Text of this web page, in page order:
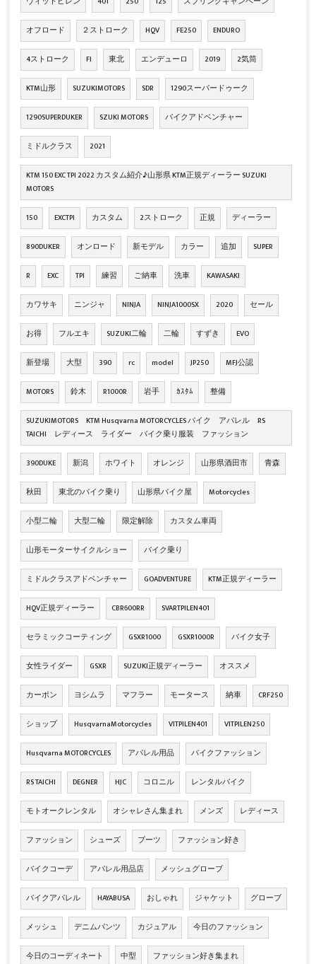
オフロード ２ストローク HQV FE250 ENDURO
4ストローク FI 東北 エンデューロ 2019 2気筒
KTM山形 SUZUKIMOTORS SDR 1290スーパードゥーク
1290SUPERDUKER SZUKI MOTORS バイクアドベンチャー
ミドルクラス 2021
KTM 150 EXC TPI 2022 カスタム紹介♪山形県 KTM正規ディーラー SUZUKI
MOTORS
150 EXCTPI カスタム 2ストローク 正規 ディーラー
890DUKER オンロード 新モデル カラー 追加 SUPER
R EXC TPI 練習 ご納車 洗車 KAWASAKI
カワサキ ニンジャ NINJA NINJA1000SX 2020 セール
お得 フルエキ SUZUKI二輪 二輪 すずき EVO
新登場 大型 390 rc model JP250 MFJ公認
MOTORS 鈴木 R1000R 岩手 ｶｽﾀﾑ 整備
SUZUKIMOTORS KTM Husqvarna MOTORCYCLES バイク アパレル RS
TAICHI レディース ライダー バイク乗り服装 ファッション
390DUKE 新潟 ホワイト オレンジ 山形県酒田市 青森
秋田 東北のバイク乗り 山形県バイク屋 Motorcycles
小型二輪 大型二輪 限定解除 カスタム車両
山形モーターサイクルショー バイク乗り
ミドルクラスアドベンチャー GOADVENTURE KTM正規ディーラー
HQV正規ディーラー CBR600RR SVARTPILEN401
セラミックコーティング GSXR1000 GSXR1000R バイク女子
女性ライダー GSXR SUZUKI正規ディーラー オススメ
カーボン ヨシムラ マフラー モータース 納車 CRF250
ショップ HusqvarnaMotorcycles VITPILEN401 VITPILEN250
Husqvarna MOTORCYCLES アパレル用品 バイクファッション
RS TAICHI DEGNER HJC コロニル レンタルバイク
モトオークレンタル オシャレさん集まれ メンズ レディース
ファッション シューズ ブーツ ファッション好き
バイクコーデ アパレル用品店 メッシュグローブ
バイクアパレル HAYABUSA おしゃれ ジャケット グローブ
メッシュ デニムパンツ カジュアル 今日のファッション
今日のコーディネート 中型 ファッション好き集まれ